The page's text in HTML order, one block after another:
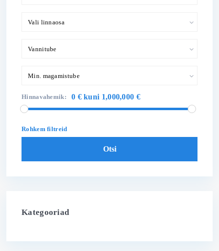
Vali linnaosa
Vannitube
Min. magamistube
Hinnavahemik: 0 € kuni 1,000,000 €
Rohkem filtreid
Otsi
Kategooriad